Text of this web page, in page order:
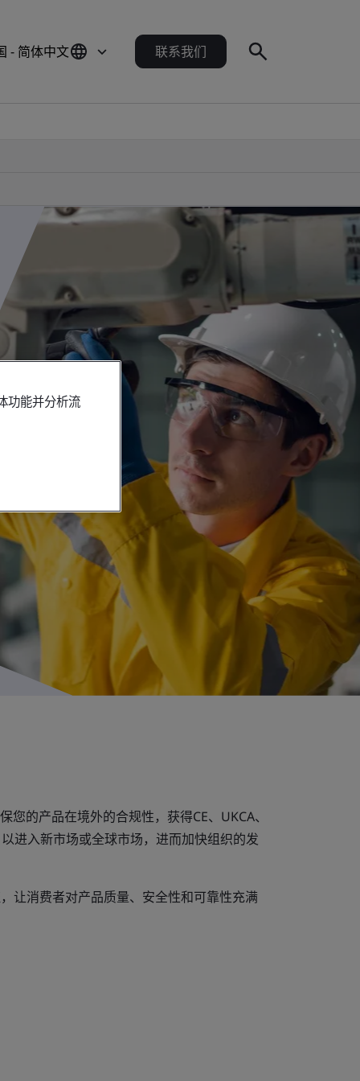
- 简体中文 联系我们
的产品在境外的合规性，获得CE、UKCA、
进入新市场或全球市场，进而加快组织的发
让消费者对产品质量、安全性和可靠性充满
功能并分析流